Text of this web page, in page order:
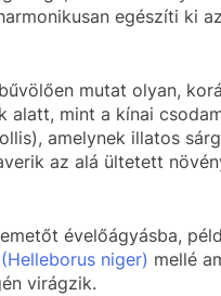
egészíti ki az
mutat olyan,
alatt, mint a kínai
amelynek illatos
az alá ültetett
évelőágyásba,
niger) mellé
virágzik.